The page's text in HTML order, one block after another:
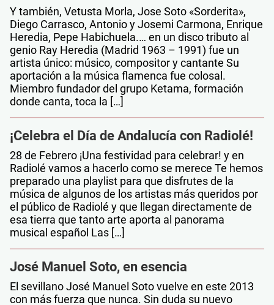
Y también, Vetusta Morla, Jose Soto «Sorderita»,
Diego Carrasco, Antonio y Josemi Carmona, Enrique
Heredia, Pepe Habichuela.… en un disco tributo al
genio Ray Heredia (Madrid 1963 – 1991) fue un
artista único: músico, compositor y cantante Su
aportación a la música flamenca fue colosal.
Miembro fundador del grupo Ketama, formación
donde canta, toca la […]
¡Celebra el Día de Andalucía con Radiolé!
28 de Febrero ¡Una festividad para celebrar! y en
Radiolé vamos a hacerlo como se merece Te hemos
preparado una playlist para que disfrutes de la
música de algunos de los artistas más queridos por
el público de Radiolé y que llegan directamente de
esa tierra que tanto arte aporta al panorama
musical español Las […]
José Manuel Soto, en esencia
El sevillano José Manuel Soto vuelve en este 2013
con más fuerza que nunca. Sin duda su nuevo